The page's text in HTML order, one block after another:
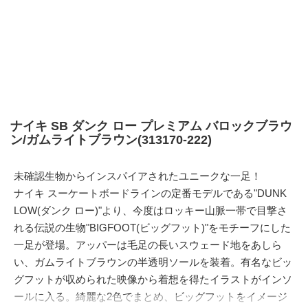
ナイキ SB ダンク ロー プレミアム バロックブラウ
ン/ガムライトブラウン(313170-222)
未確認生物からインスパイアされたユニークな一足！
ナイキ スーケートボードラインの定番モデルである"DUNK
LOW(ダンク ロー)"より、今度はロッキー山脈一帯で目撃さ
れる伝説の生物"BIGFOOT(ビッグフット)"をモチーフにした
一足が登場。アッパーは毛足の長いスウェード地をあしら
い、ガムライトブラウンの半透明ソールを装着。有名なビッ
グフットが収められた映像から着想を得たイラストがインソ
ールに入る。綺麗な2色でまとめ、ビッグフットをイメージ